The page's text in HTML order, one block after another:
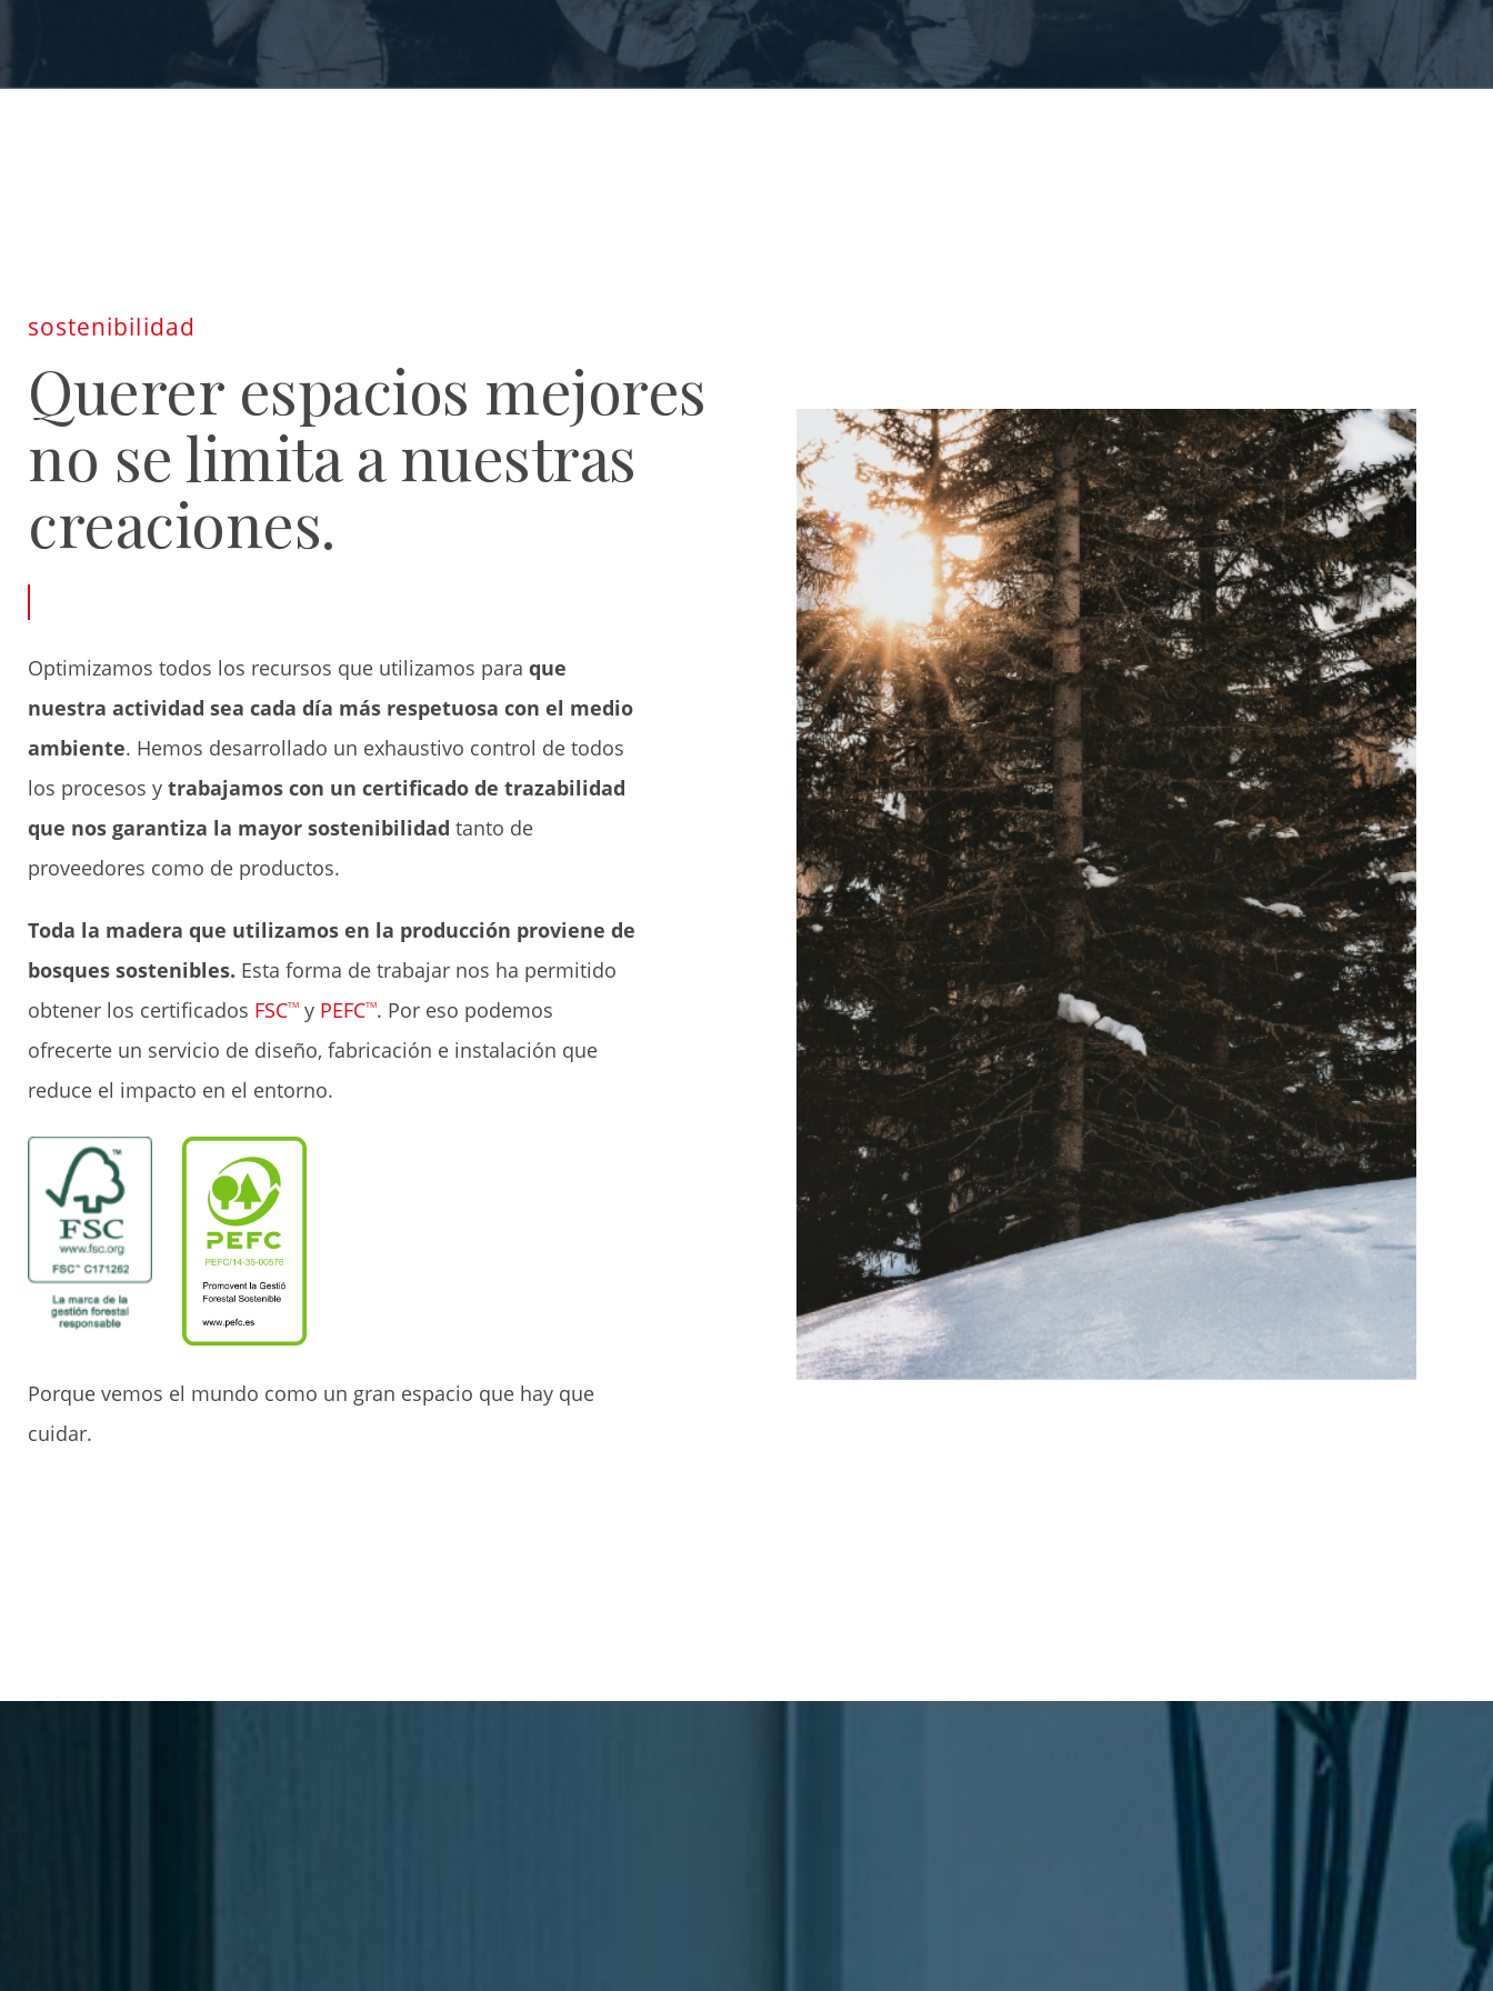
sostenibilidad
Querer espacios mejores
no se limita a nuestras
creaciones.
Optimizamos todos los recursos que utilizamos para que
nuestra actividad sea cada día más respetuosa con el medio
ambiente. Hemos desarrollado un exhaustivo control de todos
los procesos y trabajamos con un certificado de trazabilidad
que nos garantiza la mayor sostenibilidad tanto de
proveedores como de productos.
Toda la madera que utilizamos en la producción proviene de
bosques sostenibles. Esta forma de trabajar nos ha permitido
obtener los certificados FSCTM y PEFCTM. Por eso podemos
ofrecerte un servicio de diseño, fabricación e instalación que
reduce el impacto en el entorno.
Porque vemos el mundo como un gran espacio que hay que
cuidar.